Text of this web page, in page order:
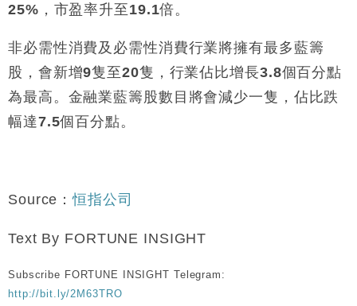
25% ，市盈率升至19.1倍。
非必需性消費及必需性消費行業將擁有最多藍籌
股，會新增9隻至20隻，行業佔比增長3.8個百分點
為最高。金融業藍籌股數目將會減少一隻，佔比跌
幅達7.5個百分點。
Source ：恒指公司
Text By FORTUNE INSIGHT
Subscribe FORTUNE INSIGHT Telegram:
http://bit.ly/2M63TRO